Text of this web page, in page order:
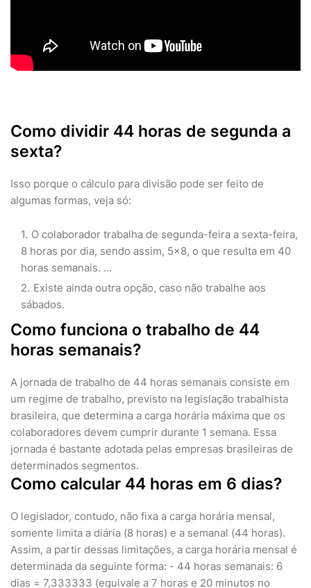
Como dividir 44 horas de segunda a
sexta?
Isso porque o cálculo para divisão pode ser feito de
algumas formas, veja só:
O colaborador trabalha de segunda-feira a sexta-feira,
8 horas por dia, sendo assim, 5x8, o que resulta em 40
horas semanais. ...
Existe ainda outra opção, caso não trabalhe aos
sábados.
Como funciona o trabalho de 44
horas semanais?
A jornada de trabalho de 44 horas semanais consiste em
um regime de trabalho, previsto na legislação trabalhista
brasileira, que determina a carga horária máxima que os
colaboradores devem cumprir durante 1 semana. Essa
jornada é bastante adotada pelas empresas brasileiras de
determinados segmentos.
Como calcular 44 horas em 6 dias?
O legislador, contudo, não fixa a carga horária mensal,
somente limita a diária (8 horas) e a semanal (44 horas).
Assim, a partir dessas limitações, a carga horária mensal é
determinada da seguinte forma: - 44 horas semanais: 6
dias = 7,333333 (equivale a 7 horas e 20 minutos no